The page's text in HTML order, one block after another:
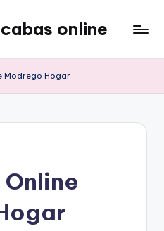
online
Modrego Hogar